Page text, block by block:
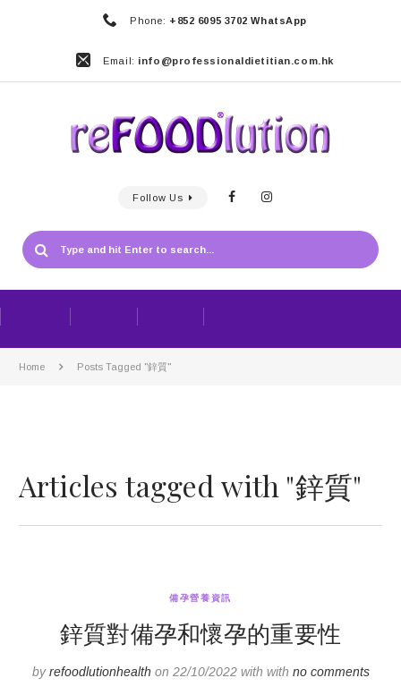
Phone: +852 6095 3702 WhatsApp
Email: info@professionaldietitian.com.hk
Follow Us
Home Posts Tagged "鋅質"
Articles tagged with "鋅質"
備孕營養資訊
鋅質對備孕和懷孕的重要性
byrefoodlutionhealth on 22/10/2022 with with no comments